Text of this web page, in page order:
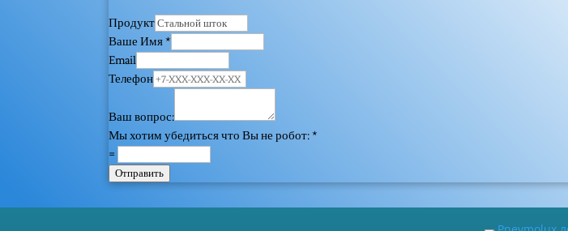
Продукт
Ваше Имя*
Email
Телефон
Ваш вопрос:
Мы хотим убедиться что Вы не робот:*
=
Отправить